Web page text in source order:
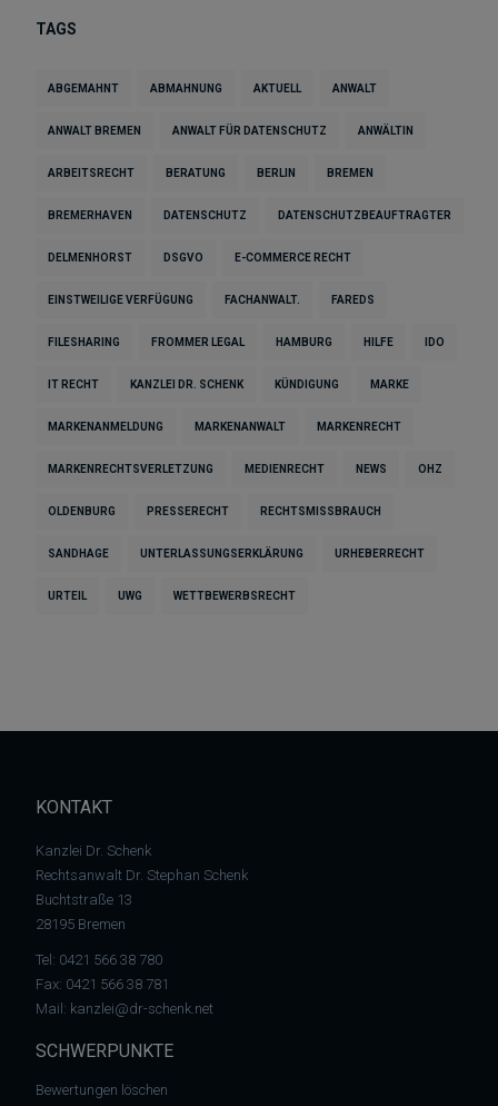
TAGS
ABGEMAHNT ABMAHNUNG AKTUELL ANWALT
ANWALT BREMEN ANWALT FÜR DATENSCHUTZ ANWÄLTIN
ARBEITSRECHT BERATUNG BERLIN BREMEN
BREMERHAVEN DATENSCHUTZ DATENSCHUTZBEAUFTRAGTER
DELMENHORST DSGVO E-COMMERCE RECHT
EINSTWEILIGE VERFÜGUNG FACHANWALT. FAREDS
FILESHARING FROMMER LEGAL HAMBURG HILFE IDO
IT RECHT KANZLEI DR. SCHENK KÜNDIGUNG MARKE
MARKENANMELDUNG MARKENANWALT MARKENRECHT
MARKENRECHTSVERLETZUNG MEDIENRECHT NEWS OHZ
OLDENBURG PRESSERECHT RECHTSMISSBRAUCH
SANDHAGE UNTERLASSUNGSERKLÄRUNG URHEBERRECHT
URTEIL UWG WETTBEWERBSRECHT
KONTAKT
Kanzlei Dr. Schenk
Rechtsanwalt Dr. Stephan Schenk
Buchtstraße 13
28195 Bremen
Tel: 0421 566 38 780
Fax: 0421 566 38 781
Mail: kanzlei@dr-schenk.net
SCHWERPUNKTE
Bewertungen löschen